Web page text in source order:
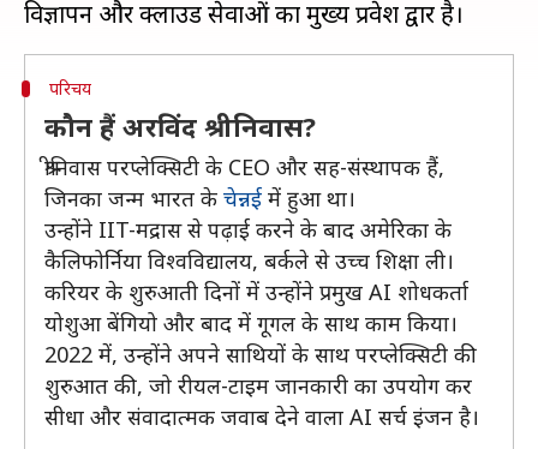
परिचय
कौन हैं अरविंद श्रीनिवास?
श्रीनिवास परप्लेक्सिटी के CEO और सह-संस्थापक हैं,
जिनका जन्म भारत के चेन्नई में हुआ था।
उन्होंने IIT-मद्रास से पढ़ाई करने के बाद अमेरिका के
कैलिफोर्निया विश्वविद्यालय, बर्कले से उच्च शिक्षा ली।
करियर के शुरुआती दिनों में उन्होंने प्रमुख AI शोधकर्ता
योशुआ बेंगियो और बाद में गूगल के साथ काम किया।
2022 में, उन्होंने अपने साथियों के साथ परप्लेक्सिटी की
शुरुआत की, जो रीयल-टाइम जानकारी का उपयोग कर
सीधा और संवादात्मक जवाब देने वाला AI सर्च इंजन है।